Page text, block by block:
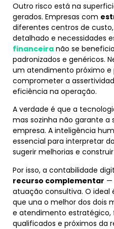
Outro risco está na
gerados. Empresas com
diferentes centros de
detalhado e necessidades
financeira não se
padronizados e genéricos.
um atendimento próximo e
comprometer a
eficiência na operação.
A verdade é que a
mas sozinha não garante a
empresa. A inteligência
essencial para interpretar
sugerir melhorias e
Por isso, a contabilidade
recurso complementar —
atuação consultiva. O
que una o melhor dos dois
e atendimento estratégico,
qualificados e próximos da